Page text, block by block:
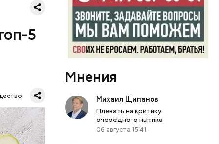
5
Мнения
Михаил Щипанов
Плевать на критику
очередного нытика
06 августа 15:41